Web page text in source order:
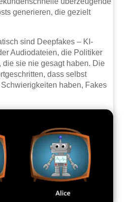
generieren, die gezielt
sind Deepfakes – KI-
Audiodateien, die Politiker
die sie nie gesagt haben. Die
dass selbst
haben, Fakes